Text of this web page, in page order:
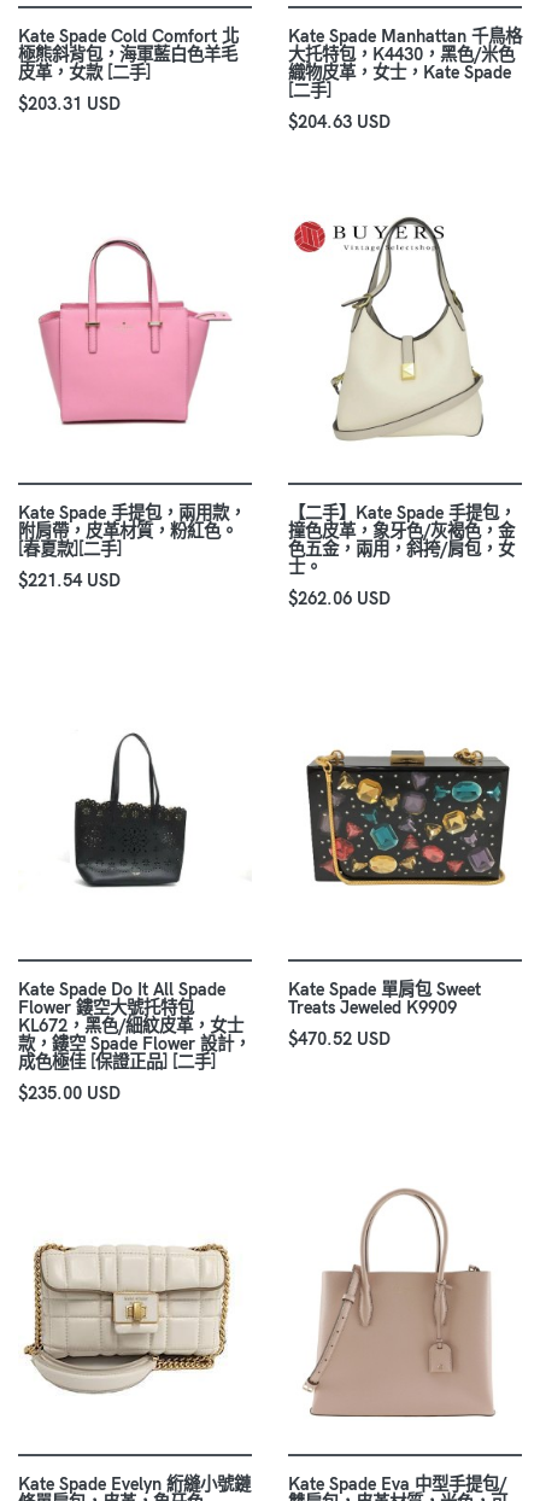
Kate Spade Cold Comfort 北
極熊斜背包，海軍藍白色羊毛
皮革，女款 [二手]
$203.31 USD
Kate Spade Manhattan 千鳥格
大托特包，K4430，黑色/米色
織物皮革，女士，Kate Spade
[二手]
$204.63 USD
Kate Spade 手提包，兩用款，
附肩帶，皮革材質，粉紅色。
[春夏款][二手]
$221.54 USD
【二手】Kate Spade 手提包，
撞色皮革，象牙色/灰褐色，金
色五金，兩用，斜挎/肩包，女
士。
$262.06 USD
Kate Spade Do It All Spade
Flower 鏤空大號托特包
KL672，黑色/細紋皮革，女士
款，鏤空 Spade Flower 設計，
成色極佳 [保證正品] [二手]
$235.00 USD
Kate Spade 單肩包 Sweet
Treats Jeweled K9909
$470.52 USD
Kate Spade Evelyn 絎縫小號鏈
Kate Spade Eva 中型手提包/